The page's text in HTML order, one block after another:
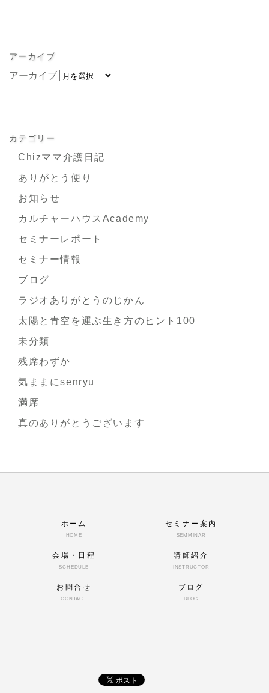
アーカイブ
アーカイブ
カテゴリー
Chizママ介護日記
ありがとう便り
お知らせ
カルチャーハウスAcademy
セミナーレポート
セミナー情報
ブログ
ラジオありがとうのじかん
太陽と青空を運ぶ生き方のヒント100
未分類
残席わずか
気ままにsenryu
満席
真のありがとうございます
ホーム
HOME
セミナー案内
SEMMINAR
会場・日程
SCHEDULE
講師紹介
INSTRUCTOR
お問合せ
CONTACT
ブログ
BLOG